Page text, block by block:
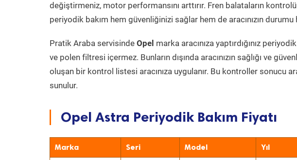
değiştirmeniz, motor performansını arttırır. Fren balataların
periyodik bakım hem güvenliğinizi sağlar hem de aracınızın
Pratik Araba servisinde Opel marka aracınıza yaptırdığınız
ve polen filtresi içermez. Bunların dışında aracınızın sağlığı ve
oluşan bir kontrol listesi aracınıza uygulanır. Bu kontroller sonucu
sunulur.
Opel Astra Periyodik Bakım Fiyatı
Marka Seri Model Yıl